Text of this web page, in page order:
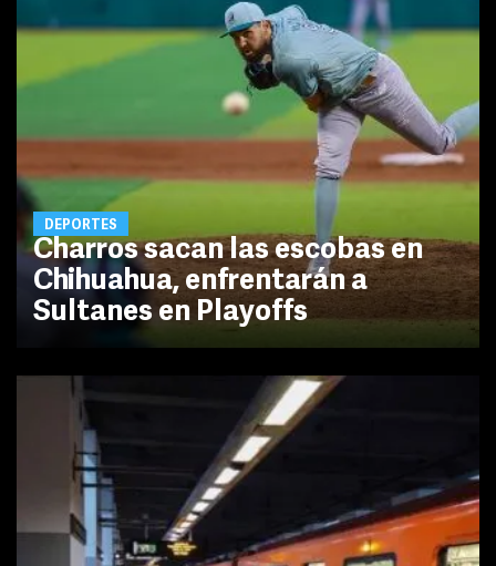
DEPORTES
Charros sacan las escobas en
Chihuahua, enfrentarán a
Sultanes en Playoffs